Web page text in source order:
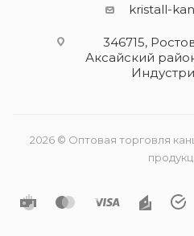
kristall-
346715,
Аксайский
2026 © Оптовая торговля